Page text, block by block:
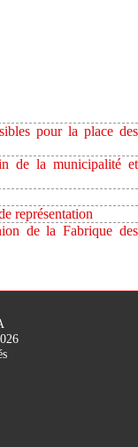
pour la place des
de la municipalité et
représentation
de la Fabrique des